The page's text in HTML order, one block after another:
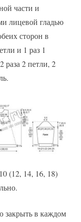
части и
лицевой гладью
сторон в
и 1 раз 1
раза 2 петли, 2
(12, 14, 16, 18)
закрыть в каждом